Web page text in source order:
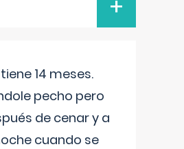
+
14 meses.
pecho pero
de cenar y a
cuando se